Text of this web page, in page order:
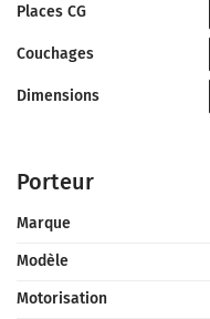
Places CG
Couchages
Dimensions
Porteur
Marque
Modèle
Motorisation